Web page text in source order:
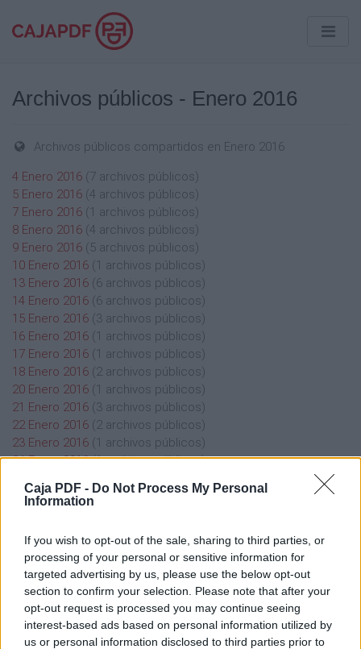
Caja PDF - Do Not Process My Personal
Information
If you wish to opt-out of the sale, sharing to third parties, or
processing of your personal or sensitive information for
targeted advertising by us, please use the below opt-out
section to confirm your selection. Please note that after your
opt-out request is processed you may continue seeing
interest-based ads based on personal information utilized by
us or personal information disclosed to third parties prior to
Archivos públicos - Enero 2016
Archivos públicos compartidos en Enero 2016
4 Enero 2016 (7 archivos públicos)
5 Enero 2016 (4 archivos públicos)
7 Enero 2016 (1 archivos públicos)
8 Enero 2016 (4 archivos públicos)
9 Enero 2016 (5 archivos públicos)
10 Enero 2016 (1 archivos públicos)
13 Enero 2016 (6 archivos públicos)
14 Enero 2016 (6 archivos públicos)
15 Enero 2016 (3 archivos públicos)
16 Enero 2016 (1 archivos públicos)
17 Enero 2016 (1 archivos públicos)
18 Enero 2016 (2 archivos públicos)
20 Enero 2016 (1 archivos públicos)
21 Enero 2016 (3 archivos públicos)
22 Enero 2016 (2 archivos públicos)
23 Enero 2016 (1 archivos públicos)
24 Enero 2016(1 archivos públicos)
26 Enero 2016(2 archivos públicos)
29 Enero 2016(2 archivos públicos)
30 Enero 2016
(1 archivos públicos)
31 Enero 2016
(4 archivos públicos)